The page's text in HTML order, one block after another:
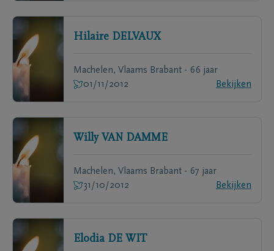
Hilaire DELVAUX
Machelen, Vlaams Brabant - 66 jaar
01/11/2012
Bekijken
Willy VAN DAMME
Machelen, Vlaams Brabant - 67 jaar
31/10/2012
Bekijken
Elodia DE WIT